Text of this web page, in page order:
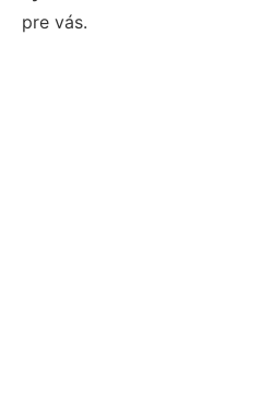
pre vás.